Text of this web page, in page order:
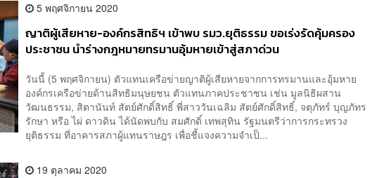
5 พฤศจิกายน 2020
ญาติผู้เสียหาย-องค์กรสิทธิฯ เข้าพบ รมว.ยุติธรรม ขอเร่งรัดคุ้มครอง
ประชาชน นำร่างกฎหมายทรมานอุ้มหายเข้าสู่สภาด่วน
วันนี้ (5 พฤศจิกายน) ตัวแทนเครือข่ายญาติผู้เสียหายจากการทรมานและอุ้มหาย
องค์กรเครือข่ายด้านสิทธิมนุษยชน ตัวแทนภาคประชาชน เช่น มูลนิธิผสาน
วัฒนธรรม, สิตานันท์ สัตย์ศักดิ์สิทธิ์ พี่สาววันเฉลิม สัตย์ศักดิ์สิทธิ์, จตุภัทร์ บุญภัทร
รักษา หรือ ไผ่ ดาวดิน ได้นัดพบกับ สมศักดิ์ เทพสุทิน รัฐมนตรีว่าการกระทรวง
ยุติธรรม ที่อาคารสภาผู้แทนราษฎร เพื่อชี้แจงความจำเป็...
19 ตุลาคม 2020